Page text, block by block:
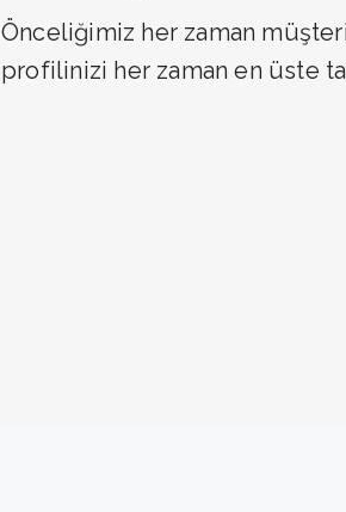
Önceliğimiz her zaman
profilinizi her zaman en üste